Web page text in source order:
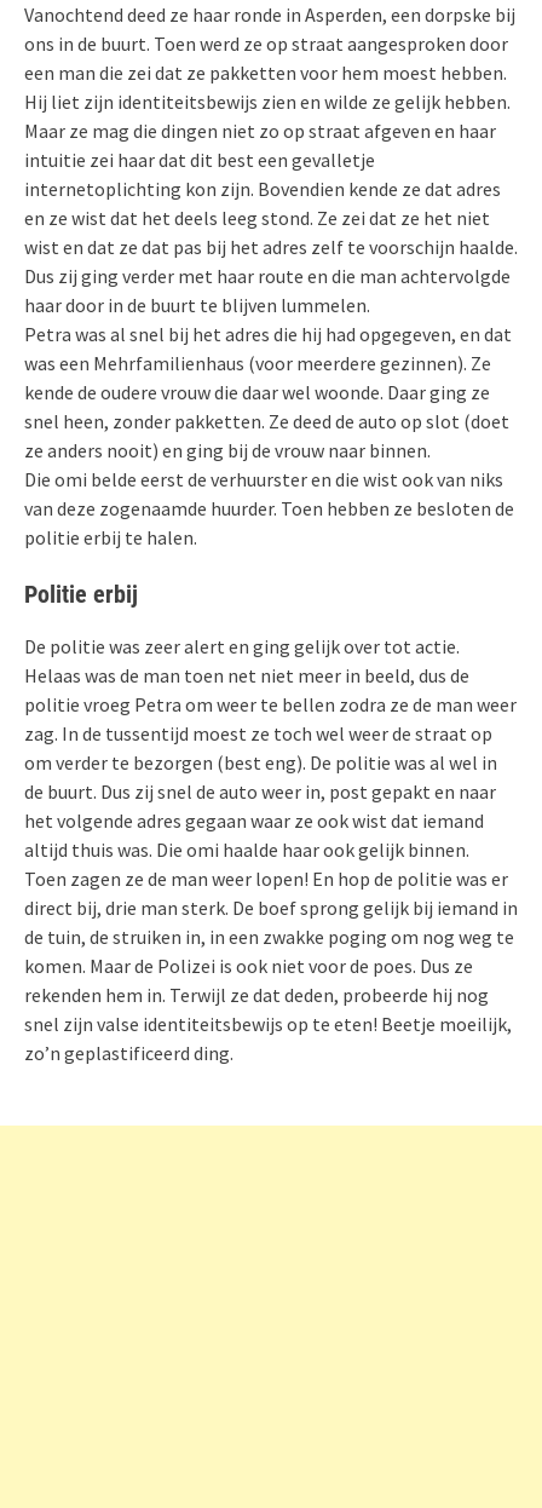
Vanochtend deed ze haar ronde in Asperden, een dorpske bij
ons in de buurt. Toen werd ze op straat aangesproken door
een man die zei dat ze pakketten voor hem moest hebben.
Hij liet zijn identiteitsbewijs zien en wilde ze gelijk hebben.
Maar ze mag die dingen niet zo op straat afgeven en haar
intuitie zei haar dat dit best een gevalletje
internetoplichting kon zijn. Bovendien kende ze dat adres
en ze wist dat het deels leeg stond. Ze zei dat ze het niet
wist en dat ze dat pas bij het adres zelf te voorschijn haalde.
Dus zij ging verder met haar route en die man achtervolgde
haar door in de buurt te blijven lummelen.
Petra was al snel bij het adres die hij had opgegeven, en dat
was een Mehrfamilienhaus (voor meerdere gezinnen). Ze
kende de oudere vrouw die daar wel woonde. Daar ging ze
snel heen, zonder pakketten. Ze deed de auto op slot (doet
ze anders nooit) en ging bij de vrouw naar binnen.
Die omi belde eerst de verhuurster en die wist ook van niks
van deze zogenaamde huurder. Toen hebben ze besloten de
politie erbij te halen.
Politie erbij
De politie was zeer alert en ging gelijk over tot actie.
Helaas was de man toen net niet meer in beeld, dus de
politie vroeg Petra om weer te bellen zodra ze de man weer
zag. In de tussentijd moest ze toch wel weer de straat op
om verder te bezorgen (best eng). De politie was al wel in
de buurt. Dus zij snel de auto weer in, post gepakt en naar
het volgende adres gegaan waar ze ook wist dat iemand
altijd thuis was. Die omi haalde haar ook gelijk binnen.
Toen zagen ze de man weer lopen! En hop de politie was er
direct bij, drie man sterk. De boef sprong gelijk bij iemand in
de tuin, de struiken in, in een zwakke poging om nog weg te
komen. Maar de Polizei is ook niet voor de poes. Dus ze
rekenden hem in. Terwijl ze dat deden, probeerde hij nog
snel zijn valse identiteitsbewijs op te eten! Beetje moeilijk,
zo’n geplastificeerd ding.